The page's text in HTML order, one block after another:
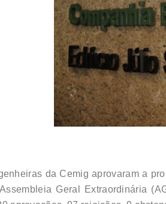
da Cemig aprovaram a
Geral Extraordinária